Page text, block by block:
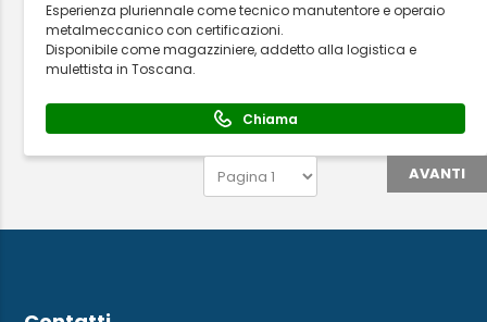
Esperienza pluriennale come tecnico manutentore e operaio
metalmeccanico con certificazioni.
Disponibile come magazziniere, addetto alla logistica e
mulettista in Toscana.
Chiama
AVANTI